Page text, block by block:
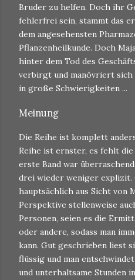
Bruder zu helfen. Doch ihr
fehlerfrei sein, stammt das
dem angesehensten
Pflanzenheilkunde. Doch
hinter dem Tod des
verbirgt und manövriert
in große Schwierigkeiten ...
Meinung
Die Reihe ist komplett
Reihe ist ernster, es fehlt
erste Band war
drei wieder weniger explizit.
hauptsächlich aus Sicht von
Perspektive stellenweise
Personen, seien es die
oder andere, sodass man
kann. Gut geschrieben liest
flüssig und man
und unterhaltsame Stunden